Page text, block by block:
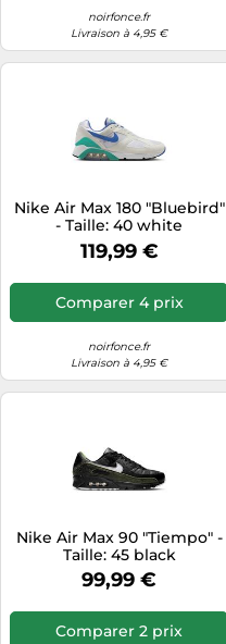
noirfonce.fr
Livraison à 4,95 €
Nike Air Max 180 "Bluebird"
- Taille: 40 white
119,99 €
Comparer 4 prix
noirfonce.fr
Livraison à 4,95 €
Nike Air Max 90 "Tiempo" -
Taille: 45 black
99,99 €
Comparer 2 prix